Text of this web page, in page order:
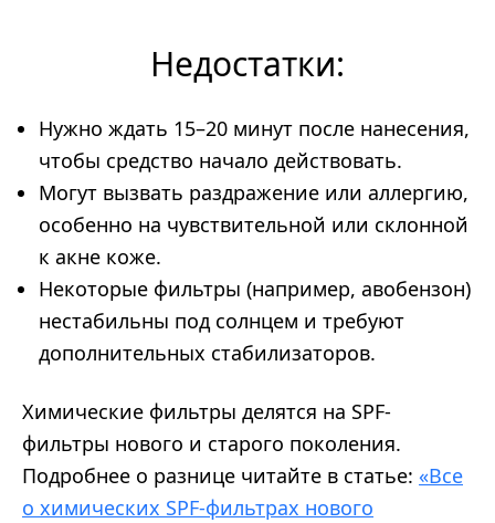
Недостатки:
Нужно ждать 15–20 минут после нанесения,
чтобы средство начало действовать.
Могут вызвать раздражение или аллергию,
особенно на чувствительной или склонной
к акне коже.
Некоторые фильтры (например, авобензон)
нестабильны под солнцем и требуют
дополнительных стабилизаторов.
Химические фильтры делятся на SPF-
фильтры нового и старого поколения.
Подробнее о разнице читайте в статье: «Все
о химических SPF-фильтрах нового